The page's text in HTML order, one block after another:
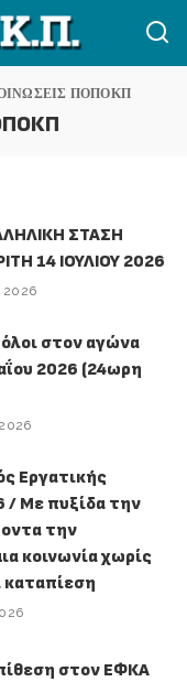
ΠΟΠΟΚΠ
ΣΤΑΣΗ
14 ΙΟΥΛΙΟΥ 2026
2026
στον αγώνα
2026 (24ωρη
Εργατικής
/ Με πυξίδα την
την
κοινωνία χωρίς
καταπίεση
στον ΕΦΚΑ